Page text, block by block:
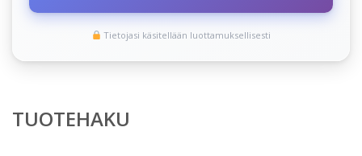
Tietojasi käsitellään luottamuksellisesti
TUOTEHAKU